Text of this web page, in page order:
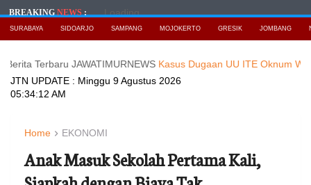
BREAKINGNEWS: Loading...
SURABAYA SIDOARJO SAMPANG MOJOKERTO GRESIK JOMBANG
JAWATIMURNEWSKasus Dugaan UU ITE Oknum Wartawati,
JTN UPDATE : Minggu 9 Agustus 2026
05:34:14 AM
Home EKONOMI
Anak Masuk Sekolah Pertama Kali,